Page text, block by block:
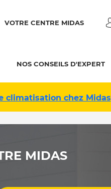
VOTRE CENTRE MIDAS
NOS CONSEILS D'EXPERT
climatisation chez Midas
MIDAS